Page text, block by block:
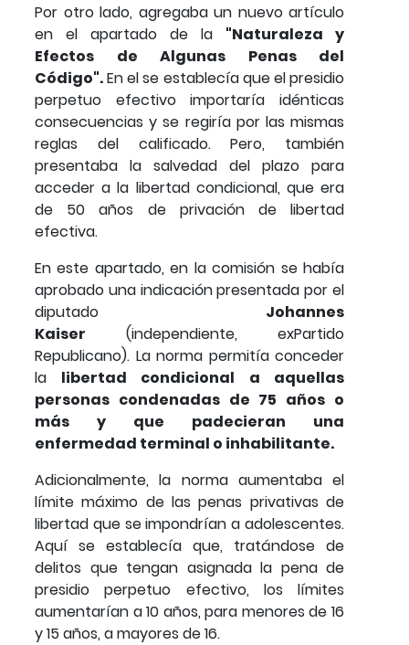
Por otro lado, agregaba un nuevo artículo
en el apartado de la "Naturaleza y
Efectos de Algunas Penas del
Código".En el se establecía que el presidio
perpetuo efectivo importaría idénticas
consecuencias y se regiría por las mismas
reglas del calificado. Pero, también
presentaba la salvedad del plazo para
acceder a la libertad condicional, que era
de 50 años de privación de libertad
efectiva.
En este apartado, en la comisión se había
aprobado una indicación presentada por el
diputado Johannes
Kaiser (independiente, exPartido
Republicano). La norma permitía conceder
la libertad condicional a aquellas
personas condenadas de 75 años o
más y que padecieran una
enfermedad terminal o inhabilitante.
Adicionalmente, la norma aumentaba el
límite máximo de las penas privativas de
libertad que se impondrían a adolescentes.
Aquí se establecía que, tratándose de
delitos que tengan asignada la pena de
presidio perpetuo efectivo, los límites
aumentarían a 10 años, para menores de 16
y 15 años, a mayores de 16.